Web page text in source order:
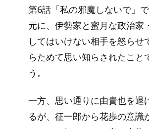
第6話「私の邪魔しないで」
元に、伊勢家と蜜月な政治家
してはいけない相手を怒ら
らためて思い知らされたこ
う。
一方、思い通りに由貴也を退
るが、征一郎から花歩の意識